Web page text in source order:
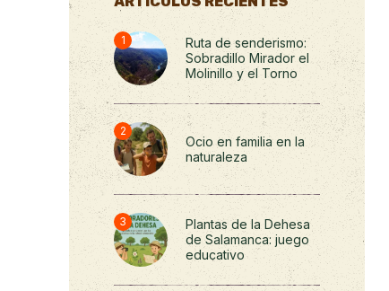
Ruta de senderismo:
Sobradillo Mirador el
Molinillo y el Torno
Ocio en familia en la
naturaleza
Plantas de la Dehesa
de Salamanca: juego
educativo